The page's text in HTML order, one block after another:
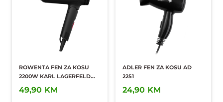
ROWENTA FEN ZA KOSU
2200W KARL LAGERFELD
CV184LF0
49,90 KM
ADLER FEN ZA KOSU AD
2251
24,90 KM